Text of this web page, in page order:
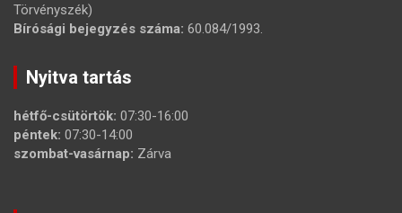
Törvényszék)
Bírósági bejegyzés száma: 60.084/1993.
Nyitva tartás
hétfő-csütörtök: 07:30-16:00
péntek: 07:30-14:00
szombat-vasárnap: Zárva